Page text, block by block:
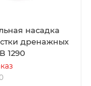
насадка
дренажных
1290